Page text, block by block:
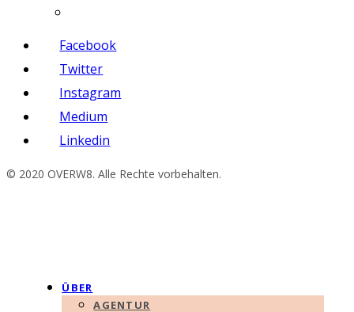
Facebook
Twitter
Instagram
Medium
Linkedin
© 2020 OVERW8. Alle Rechte vorbehalten.
ÜBER
AGENTUR